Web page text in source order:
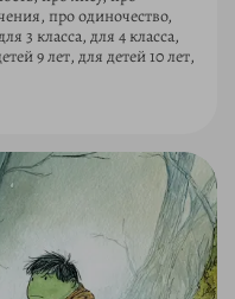
про одиночество,
3 класса, для 4 класса,
9 лет, для детей 10 лет,